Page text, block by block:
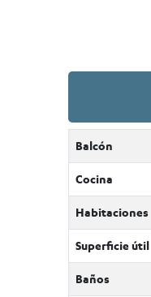
Balcón
Cocina
Habitaciones
Superficie útil
Baños